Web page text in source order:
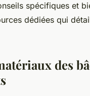
spécifiques et
dédiées qui
des